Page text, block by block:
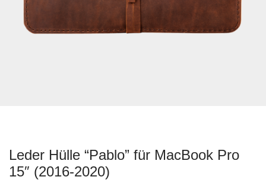
Leder Hülle “Pablo” für MacBook Pro
15″ (2016-2020)